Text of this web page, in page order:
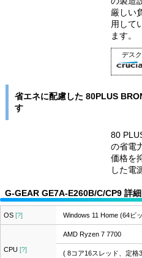
厳しい
用して
ます。
デス
省エネに配慮した 80PLUS
す
80
の省電
価格を
した電
G-GEAR GE7A-E260B/C/CP9 詳
OS [?] Windows 11 Home (64ビ
CPU [?]
AMD Ryzen 7 7700
( 8コア16スレッド、定格